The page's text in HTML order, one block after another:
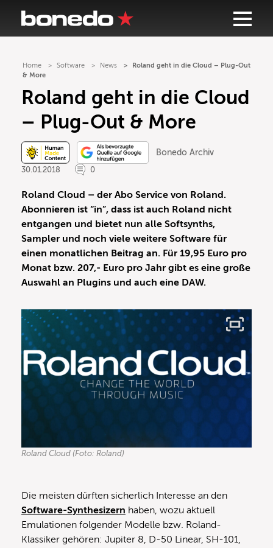
Home Software News
Roland geht in die Cloud – Plug-Out
& More
Roland geht in die Cloud
– Plug-Out & More
Bonedo Archiv
30.01.2018
0
Roland Cloud – der Abo Service von Roland.
Abonnieren ist “in”, dass ist auch Roland nicht
entgangen und bietet nun alle Softsynths,
Sampler und noch viele weitere Software für
einen monatlichen Beitrag an. Für 19,95 Euro pro
Monat bzw. 207,- Euro pro Jahr gibt es eine große
Auswahl an Plugins und auch eine DAW.
Roland Cloud (Foto: Roland)
Die meisten dürften sicherlich Interesse an den
Software-Synthesizern haben, wozu aktuell
Emulationen folgender Modelle bzw. Roland-
Klassiker gehören: Jupiter 8, D-50 Linear, SH-101,